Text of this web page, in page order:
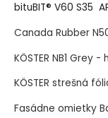
bituBIT® V60 S35
Canada Rubber
KÖSTER NB1 Grey
KÖSTER strešná
Fasádne omietky